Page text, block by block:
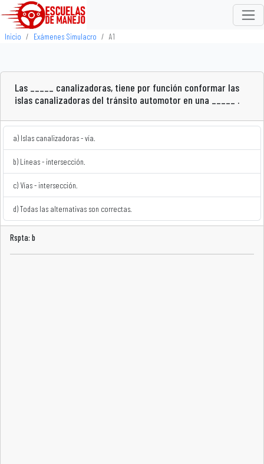
Inicio Exámenes Simulacro A1
Las _____ canalizadoras, tiene por función conformar las
islas canalizadoras del tránsito automotor en una _____ .
a) Islas canalizadoras - vía.
b) Líneas - intersección.
c) Vías - intersección.
d) Todas las alternativas son correctas.
Rspta: b